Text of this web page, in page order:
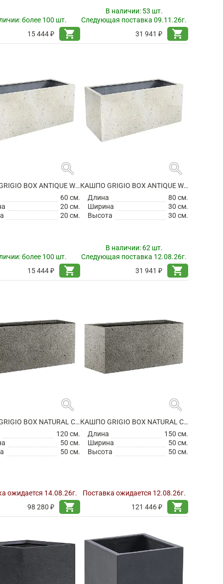
более 100 шт.
15 444 ₽
shopping_cart
В наличии: 53 шт.
Следующая поставка 09.11.26г.
31 941 ₽
shopping_cart
search
КАШПО GRIGIO BOX ANTIQUE WHITE
60 см.
20 см.
20 см.
более 100 шт.
15 444 ₽
shopping_cart
search
КАШПО GRIGIO BOX ANTIQUE WHITE
Длина
80 см.
Ширина
30 см.
Высота
30 см.
В наличии: 62 шт.
Следующая поставка 12.08.26г.
31 941 ₽
shopping_cart
search
КАШПО GRIGIO BOX NATURAL CONCRETE
120 см.
50 см.
50 см.
ожидается 14.08.26г.
98 280 ₽
shopping_cart
search
КАШПО GRIGIO BOX NATURAL CONCRETE
Длина
150 см.
Ширина
50 см.
Высота
50 см.
Поставка ожидается 12.08.26г.
121 446 ₽
shopping_cart